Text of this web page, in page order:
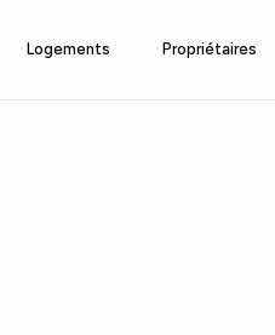
Logements Propriétaires